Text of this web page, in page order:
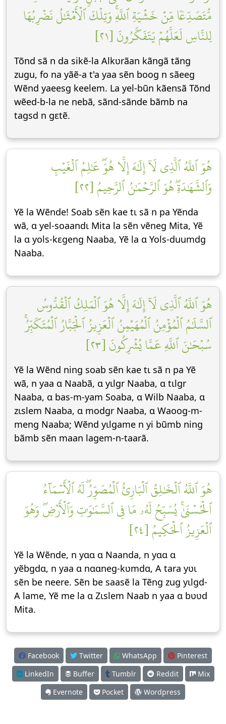
مُّتَصَدِّعٗا مِّنۡ خَشۡيَةِ ٱللَّهِۚ وَتِلۡكَ ٱلۡأَمۡثَٰلُ نَضۡرِبُهَا
لِلنَّاسِ لَعَلَّهُمۡ يَتَفَكَّرُونَ [٢١]
Tõnd sã n da sikẽ-la Alkʋrãan kãngã tãng
zugu, fo na yãẽ-a t'a yaa sẽn boog n sãeeg
Wẽnd yaeesg keelem. La yel-bũn kãensã Tõnd
wẽed-b-la ne nebã, sãnd-sãnde bãmb na
tagsd n gεtẽ.
هُوَ ٱللَّهُ ٱلَّذِي لَآ إِلَٰهَ إِلَّا هُوَۖ عَٰلِمُ ٱلۡغَيۡبِ
وَٱلشَّهَٰدَةِۖ هُوَ ٱلرَّحۡمَٰنُ ٱلرَّحِيمُ [٢٢]
Yẽ la Wẽnde! Soab sẽn kae tɩ sã n pa Yẽnda
wã, ɑ yel-soaandɩ Mita la sẽn vẽneg Mita, Yẽ
la ɑ yols-kεgeng Naaba, Yẽ la ɑ Yols-duumdg
Naaba.
هُوَ ٱللَّهُ ٱلَّذِي لَآ إِلَٰهَ إِلَّا هُوَ ٱلۡمَلِكُ ٱلۡقُدُّوسُ
ٱلسَّلَٰمُ ٱلۡمُؤۡمِنُ ٱلۡمُهَيۡمِنُ ٱلۡعَزِيزُ ٱلۡجَبَّارُ ٱلۡمُتَكَبِّرُۚ
سُبۡحَٰنَ ٱللَّهِ عَمَّا يُشۡرِكُونَ [٢٣]
Yẽ la Wẽnd ning soab sẽn kae tɩ sã n pa Yẽ
wã, n yaa ɑ Naabã, ɑ yɩlgr Naaba, ɑ tɩlgr
Naaba, ɑ bas-m-yam Soaba, ɑ Wilb Naaba, ɑ
zɩslem Naaba, ɑ modgr Naaba, ɑ Waoog-m-
meng Naaba; Wẽnd yɩlgame n yi bũmb ning
bãmb sẽn maan lagem-n-taarã.
هُوَ ٱللَّهُ ٱلۡخَٰلِقُ ٱلۡبَارِئُ ٱلۡمُصَوِّرُۖ لَهُ ٱلۡأَسۡمَآءُ
ٱلۡحُسۡنَىٰۚ يُسَبِّحُ لَهُۥ مَا فِي ٱلسَّمَٰوَٰتِ وَٱلۡأَرۡضِۖ وَهُوَ
ٱلۡعَزِيزُ ٱلۡحَكِيمُ [٢٤]
Yẽ la Wẽnde, n yɑɑ ɑ Naanda, n yɑɑ ɑ
yẽbgdɑ, n yaa ɑ nɑɑneg-kʋmdɑ, A tara yʋɩ
sẽn be neere. Sẽn be saasẽ la Tẽng zug yɩlgd-
A lame, Yẽ me la ɑ Zɩslem Naab n yaa ɑ bʋʋd
Mita.
Facebook Twitter WhatsApp
Pinterest
LinkedIn
Buffer Tumblr Reddit
Mix
Evernote
Pocket Wordpress